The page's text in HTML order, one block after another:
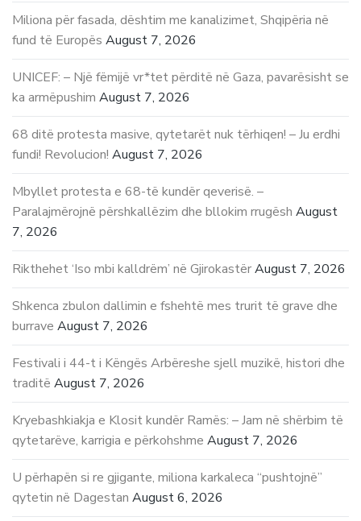
Miliona për fasada, dështim me kanalizimet, Shqipëria në
fund të Europës August 7, 2026
UNICEF: – Një fëmijë vr*tet përditë në Gaza, pavarësisht se
ka armëpushim August 7, 2026
68 ditë protesta masive, qytetarët nuk tërhiqen! – Ju erdhi
fundi! Revolucion! August 7, 2026
Mbyllet protesta e 68-të kundër qeverisë. –
Paralajmërojnë përshkallëzim dhe bllokim rrugësh August
7, 2026
Rikthehet ‘Iso mbi kalldrëm’ në GjirokastërAugust 7, 2026
Shkenca zbulon dallimin e fshehtë mes trurit të grave dhe
burrave August 7, 2026
Festivali i 44-t i Këngës Arbëreshe sjell muzikë, histori dhe
traditë August 7, 2026
Kryebashkiakja e Klosit kundër Ramës: – Jam në shërbim të
qytetarëve, karrigia e përkohshme August 7, 2026
U përhapën si re gjigante, miliona karkaleca “pushtojnë”
qytetin në Dagestan August 6, 2026